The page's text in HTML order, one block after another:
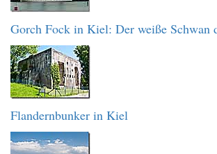
Gorch Fock in Kiel: Der weiße Schwan
Flandernbunker in Kiel